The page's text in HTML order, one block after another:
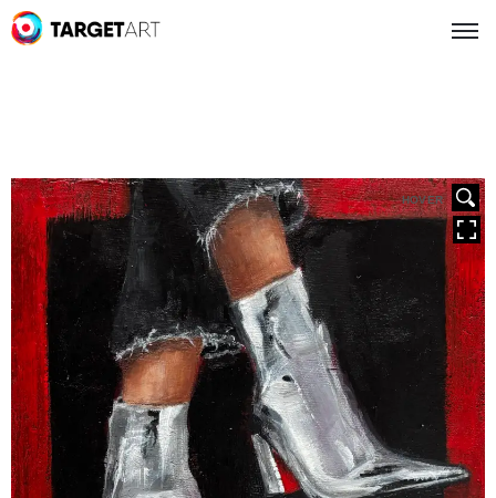
HOVER